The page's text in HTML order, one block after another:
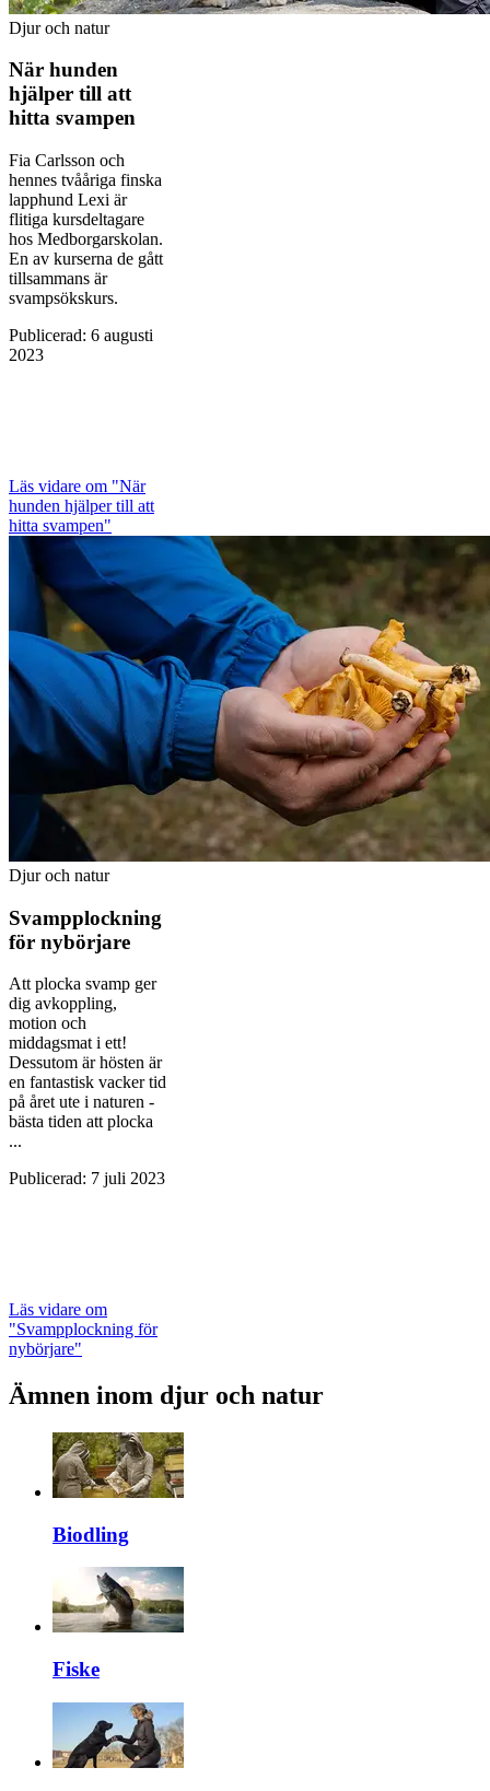
Djur och natur
När hunden
hjälper till att
hitta svampen
Fia Carlsson och
hennes tvååriga finska
lapphund Lexi är
flitiga kursdeltagare
hos Medborgarskolan.
En av kurserna de gått
tillsammans är
svampsökskurs.
Publicerad: 6 augusti
2023
Läs vidare om "När
hunden hjälper till att
hitta svampen"
Djur och natur
Svampplockning
för nybörjare
Att plocka svamp ger
dig avkoppling,
motion och
middagsmat i ett!
Dessutom är hösten är
en fantastisk vacker tid
på året ute i naturen -
bästa tiden att plocka
...
Publicerad: 7 juli 2023
Läs vidare om
"Svampplockning för
nybörjare"
Ämnen inom djur och natur
Biodling
Fiske